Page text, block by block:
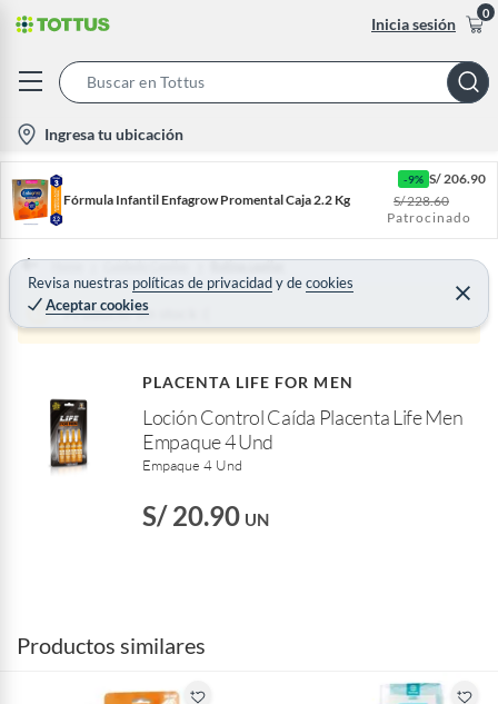
Inicia sesión
0
c
a
c
a
i
n
Ingresa tu ubicación
Fórmula Infantil Enfagrow Promental Caja 2.2 Kg
-9% S/206.90
S/228.60
Patrocinado
Revisa nuestras políticas de privacidadydecookies
Aceptar cookies
C
e
r
Home Cuidado Capilar Rutina capilar
Producto sin stock :(
PLACENTA LIFE FOR MEN
Loción Control Caída Placenta Life Men
Empaque 4 Und
Empaque 4 Und
S/ 20.90 UN
Productos similares